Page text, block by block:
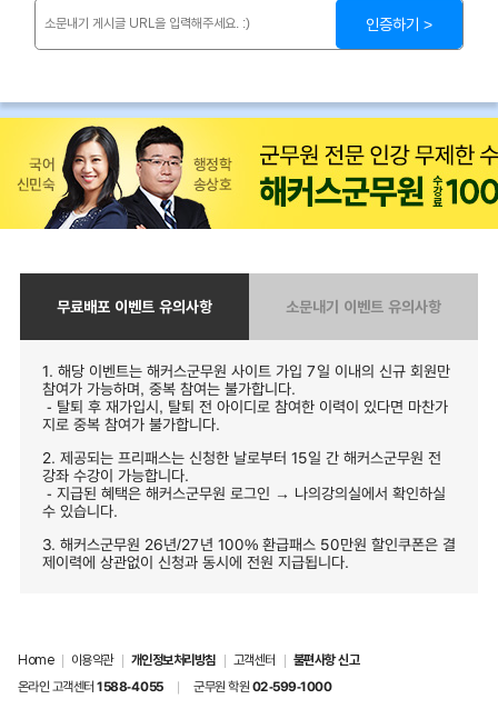
인증하기 >
무료배포 이벤트 유의사항 소문내기 이벤트 유의사항
1. 해당 이벤트는 해커스군무원 사이트 가입 7일 이내의 신규 회원만
참여가 가능하며, 중복 참여는 불가합니다.
- 탈퇴 후 재가입시, 탈퇴 전 아이디로 참여한 이력이 있다면 마찬가
지로 중복 참여가 불가합니다.
2. 제공되는 프리패스는 신청한 날로부터 15일 간 해커스군무원 전
강좌 수강이 가능합니다.
- 지급된 혜택은 해커스군무원 로그인 → 나의강의실에서 확인하실
수 있습니다.
3. 해커스군무원 26년/27년 100% 환급패스 50만원 할인쿠폰은 결
제이력에 상관없이 신청과 동시에 전원 지급됩니다.
Home 이용약관 개인정보처리방침 고객센터
불편사항 신고
온라인 고객센터1588-4055 군무원 학원 02-599-1000